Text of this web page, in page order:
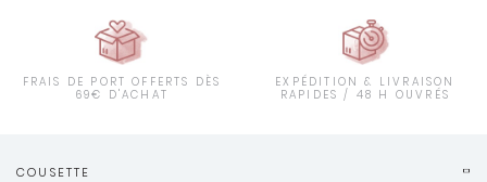
FRAIS DE PORT OFFERTS DÈS
69€ D'ACHAT
EXPÉDITION & LIVRAISON
RAPIDES / 48 H OUVRÉS
COUSETTE